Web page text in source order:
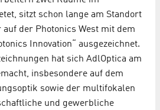
sitzt schon lange am Standort
der Photonics West mit dem
Innovation“ ausgezeichnet.
hat sich AdlOptica am
insbesondere auf dem
sowie der multifokalen
und gewerbliche